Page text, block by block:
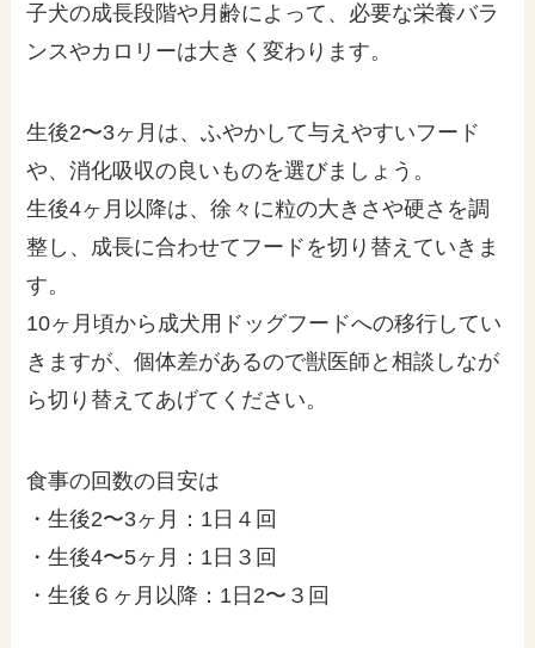
子犬の成長段階や月齢によって、必要な栄養バラ
ンスやカロリーは大きく変わります。
生後2〜3ヶ月は、ふやかして与えやすいフード
や、消化吸収の良いものを選びましょう。
生後4ヶ月以降は、徐々に粒の大きさや硬さを調
整し、成長に合わせてフードを切り替えていきま
す。
10ヶ月頃から成犬用ドッグフードへの移行してい
きますが、個体差があるので獣医師と相談しなが
ら切り替えてあげてください。
食事の回数の目安は
・生後2〜3ヶ月：1日４回
・生後4〜5ヶ月：1日３回
・生後６ヶ月以降：1日2〜３回